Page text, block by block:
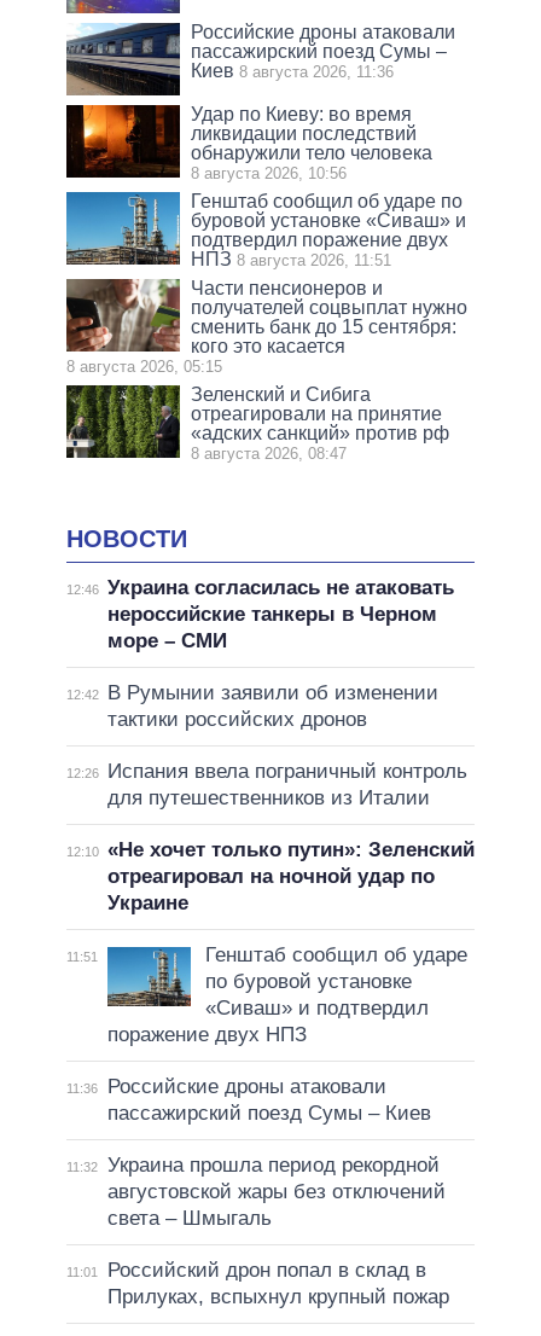
Российские дроны атаковали
пассажирский поезд Сумы –
Киев 8 августа 2026, 11:36
Удар по Киеву: во время
ликвидации последствий
обнаружили тело человека
8 августа 2026, 10:56
Генштаб сообщил об ударе по
буровой установке «Сиваш» и
подтвердил поражение двух
НПЗ 8 августа 2026, 11:51
Части пенсионеров и
получателей соцвыплат нужно
сменить банк до 15 сентября:
кого это касается
8 августа 2026, 05:15
Зеленский и Сибига
отреагировали на принятие
«адских санкций» против рф
8 августа 2026, 08:47
НОВОСТИ
12:46 Украина согласилась не атаковать
нероссийские танкеры в Черном
море – СМИ
12:42
В Румынии заявили об изменении
тактики российских дронов
12:26
Испания ввела пограничный контроль
для путешественников из Италии
12:10 «Не хочет только путин»: Зеленский
отреагировал на ночной удар по
Украине
11:51
Генштаб сообщил об ударе
по буровой установке
«Сиваш» и подтвердил
поражение двух НПЗ
11:36
Российские дроны атаковали
пассажирский поезд Сумы – Киев
11:32
Украина прошла период рекордной
августовской жары без отключений
света – Шмыгаль
11:01
Российский дрон попал в склад в
Прилуках, вспыхнул крупный пожар